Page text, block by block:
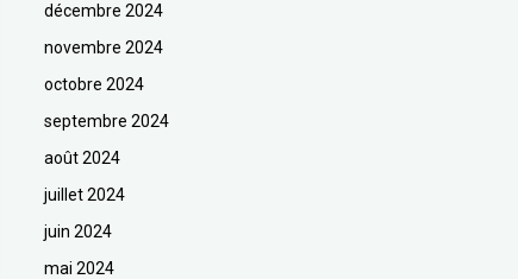
décembre 2024
novembre 2024
octobre 2024
septembre 2024
août 2024
juillet 2024
juin 2024
mai 2024